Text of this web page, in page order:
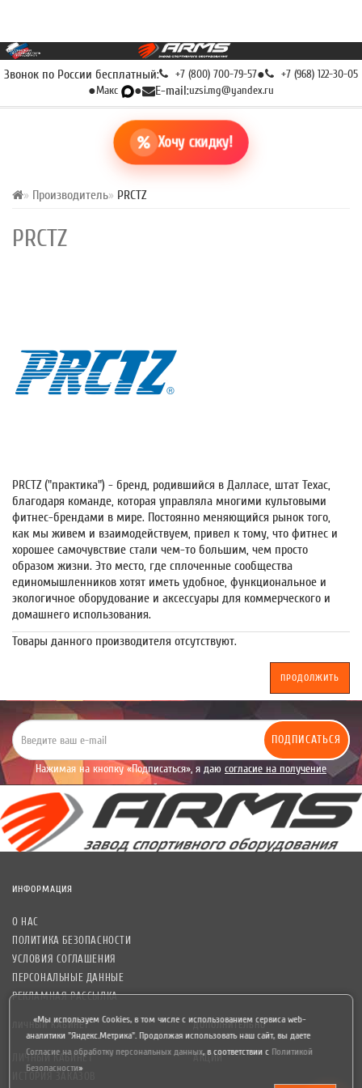
Звонок по России бесплатный: +7 (800) 700-79-57● +7 (968) 122-30-05
●Макс ● E-mail:uzsi.mg@yandex.ru
Хочу скидку!
Производитель PRCTZ
PRCTZ
PRCTZ ("практика") - бренд, родившийся в Далласе, штат Техас,
благодаря команде, которая управляла многими культовыми
фитнес-брендами в мире. Постоянно меняющийся рынок того,
как мы живем и взаимодействуем, привел к тому, что фитнес и
хорошее самочувствие стали чем-то большим, чем просто
образом жизни. Это место, где сплоченные сообщества
единомышленников хотят иметь удобное, функциональное и
экологичное оборудование и аксессуары для коммерческого и
домашнего использования.
Товары данного производителя отсутствуют.
ПРОДОЛЖИТЬ
ПОДПИСАТЬСЯ
Нажимая на кнопку «Подписаться», я даю согласие на получение
уведомлений рекламного характера.
ИНФОРМАЦИЯ
О НАС
ПОЛИТИКА БЕЗОПАСНОСТИ
УСЛОВИЯ СОГЛАШЕНИЯ
ПЕРСОНАЛЬНЫЕ ДАННЫЕ
РЕКЛАМНАЯ РАССЫЛКА
ЛИЧНЫЙ КАБИНЕТ
ЛИЧНЫЙ КАБИНЕТ
ДОПОЛНИТЕЛЬНО
АКЦИИ
«Мы используем Cookies, в том числе с использованием сервиса web-
аналитики "Яндекс.Метрика". Продолжая использовать наш сайт, вы даете
Согласие на обработку персональных данных,в соответствии с Политикой
Безопасности»